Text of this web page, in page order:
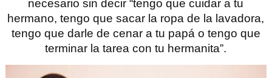
necesario sin decir “tengo que cuidar a tu
hermano, tengo que sacar la ropa de la lavadora,
tengo que darle de cenar a tu papá o tengo que
terminar la tarea con tu hermanita”.